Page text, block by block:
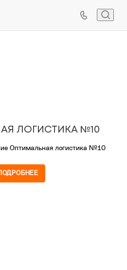
ЛОГИСТИКА №10
Оптимальная логистика №10
ПОДРОБНЕЕ